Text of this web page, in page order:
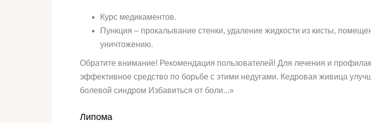
Курс медикаментов.
Пункция – прокалывание стенки, удаление жидкости из кисты,
уничтожению.
Обратите внимание! Рекомендация пользователей! Для лечения и
эффективное средство по борьбе с этими недугами. Кедровая живица
болевой синдром Избавиться от боли...»
Липома